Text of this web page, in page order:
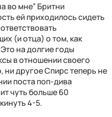
во мне” Бритни
ей приходилось сидеть
(и отца) о том, как
на долгие годы
в отношении своего
ни другое Спирс теперь не
поста поп-дива
чуть больше 60
4-5.